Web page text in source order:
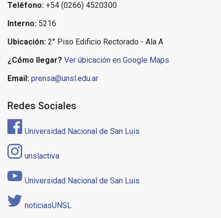
Teléfono: +54 (0266) 4520300
Interno: 5216
Ubicación: 2° Piso Edificio Rectorado - Ala A
¿Cómo llegar? Ver úbicación en Google Maps
Email: prensa@unsl.edu.ar
Redes Sociales
Universidad Nacional de San Luis
unslactiva
Universidad Nacional de San Luis
noticiasUNSL